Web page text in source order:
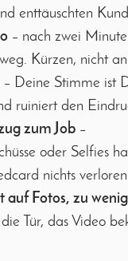
enttäuschten
– nach zwei
Kürzen, nicht
– Deine Stimme ist
ruiniert den
zum Job –
oder Selfies
nichts
auf Fotos, zu
Tür, das Video